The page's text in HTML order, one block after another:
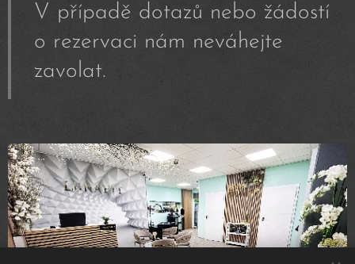
V případě dotazů nebo žádostí
o rezervaci nám neváhejte
zavolat.